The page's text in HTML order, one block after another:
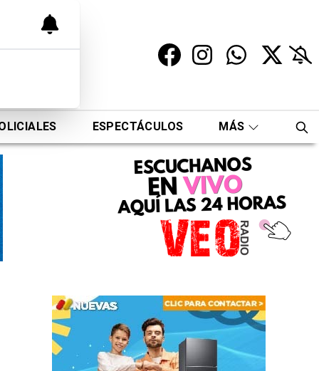
ESPECTÁCULOS MÁS